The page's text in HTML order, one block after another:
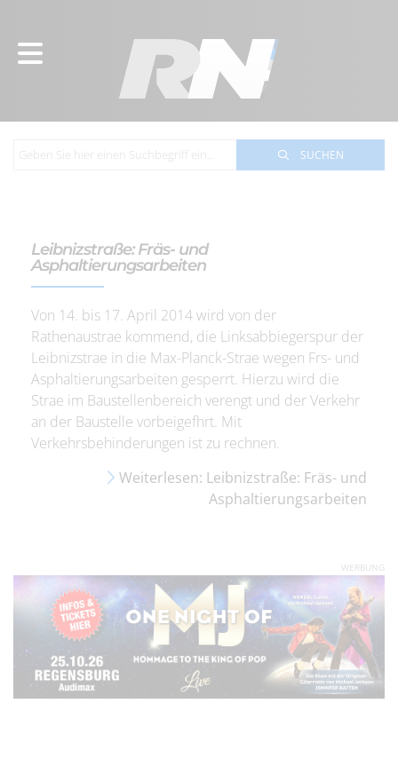
SUCHEN
Leibnizstraße: Fräs- und
Asphaltierungsarbeiten
Von 14. bis 17. April 2014 wird von der
Rathenaustrae kommend, die Linksabbiegerspur der
Leibnizstrae in die Max-Planck-Strae wegen Frs- und
Asphaltierungsarbeiten gesperrt. Hierzu wird die
Strae im Baustellenbereich verengt und der Verkehr
an der Baustelle vorbeigefhrt. Mit
Verkehrsbehinderungen ist zu rechnen.
Weiterlesen: Leibnizstraße: Fräs- und
Asphaltierungsarbeiten
WERBUNG